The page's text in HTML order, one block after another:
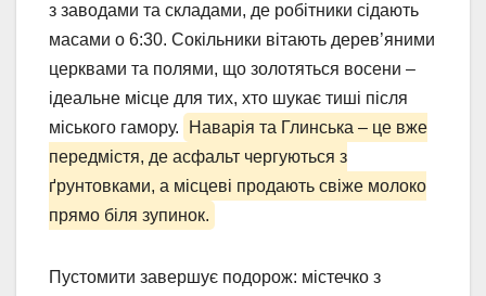
з заводами та складами, де робітники сідають
масами о 6:30. Сокільники вітають дерев’яними
церквами та полями, що золотяться восени –
ідеальне місце для тих, хто шукає тиші після
міського гамору.
Наварія та Глинська – це вже
передмістя, де асфальт чергуються з
ґрунтовками, а місцеві продають свіже молоко
прямо біля зупинок.
Пустомити завершує подорож: містечко з